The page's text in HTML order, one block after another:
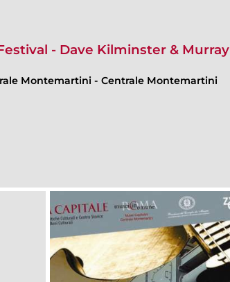
- Dave Kilminster & Murray
Montemartini - Centrale Montemartini